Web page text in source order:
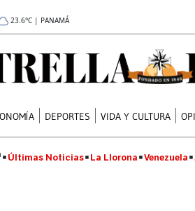
23.6°C | PANAMÁ
DEPORTES VIDA Y CULTURA
Últimas Noticias La Llorona Venezuela